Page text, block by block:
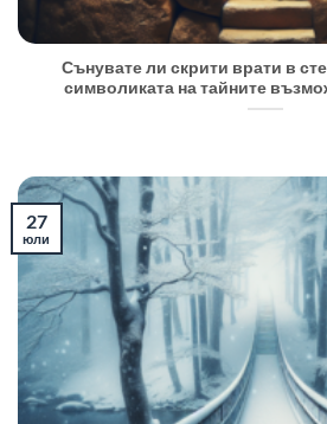
Сънувате ли скрити врати в
символиката на тайните
27
юли